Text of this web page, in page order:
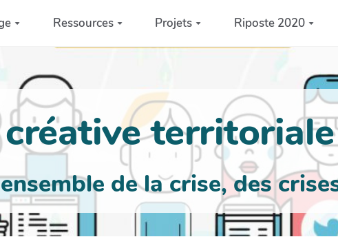
Ressources Projets Riposte 2020
territoriale
de la crise, des